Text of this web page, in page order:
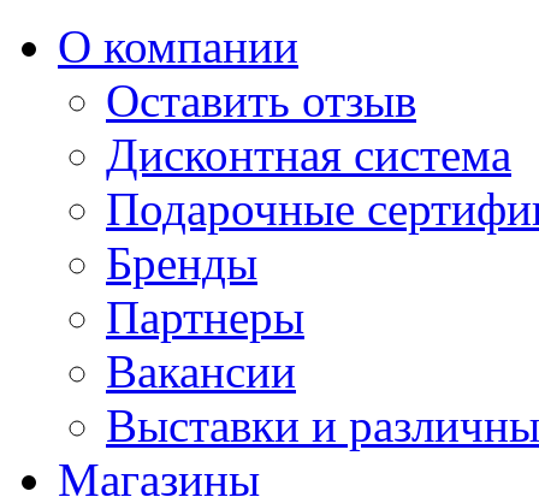
О компании
Оставить отзыв
Дисконтная система
Подарочные
Бренды
Партнеры
Вакансии
Выставки и
Магазины